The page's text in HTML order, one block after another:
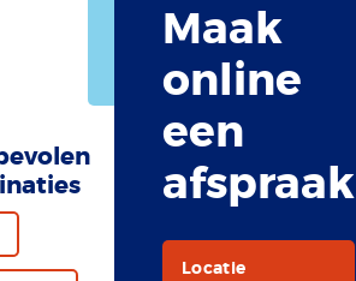
maatregelen
aanbevolen.
Maak
online
een
afspraak
Locatie